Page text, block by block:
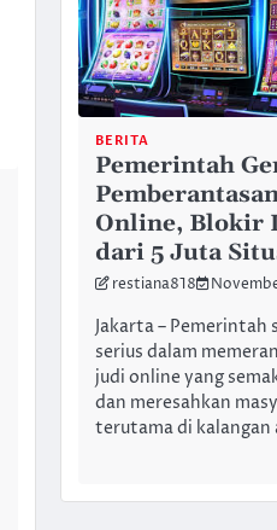
BERITA
Pemerintah
Online, Blokir
dari 5 Juta
restiana818
Jakarta – Pemerintah
serius dalam
judi online yang
dan meresahkan
terutama di kalangan